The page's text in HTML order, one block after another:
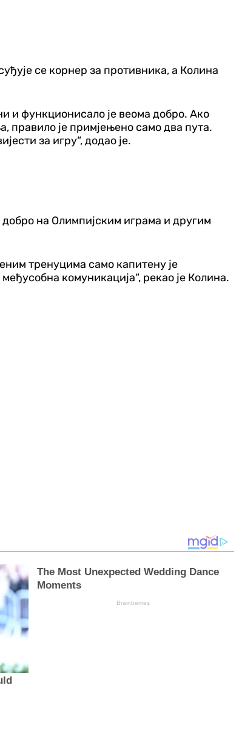
се корнер за противника, а Колина
и функционисало је веома добро. Ако
правило је примјењено само два пута.
за игру“, додао је.
добро на Олимпијским играма и другим
тренуцима само капитену је
комуникација“, рекао је Колина.